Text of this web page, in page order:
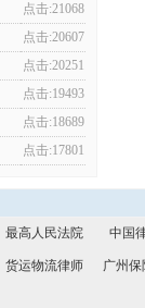
点击:21068
点击:20607
点击:20251
点击:19493
点击:18689
点击:17801
最高人民法院 中国
货运物流律师 广州